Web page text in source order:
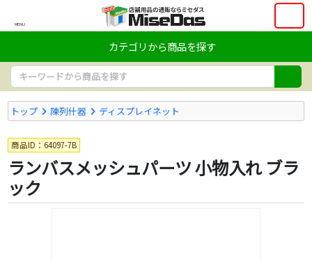
MENU
カテゴリから商品を探す
トップ 陳列什器 ディスプレイネット
商品ID：64097-7B
ランバスメッシュパーツ 小物入れ ブラ
ック